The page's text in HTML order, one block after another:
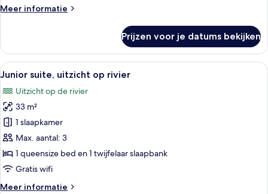
Meer informatie
Meer
Double
Room,
River
Prijzen voor je datums bekijken
Alle
foto's
voor
Junior
suite,
uitzicht
op
rivier
Een moderne slaapkamer met een
7
Junior suite, uitzicht op rivier
Uitzicht op de rivier
33 m²
1 slaapkamer
Max. aantal: 3
1 queensize bed en 1 twijfelaar slaapbank
Gratis wifi
Meer informatie
Meer